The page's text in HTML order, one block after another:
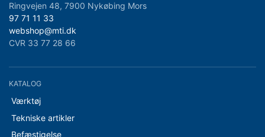
Ringvejen 48, 7900 Nykøbing Mors
97 71 11 33
webshop@mti.dk
CVR 33 77 28 66
KATALOG
Værktøj
Tekniske artikler
Befæstigelse